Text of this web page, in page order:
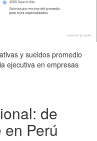
y sueldos promedio
ejecutiva en empresas
de
Perú